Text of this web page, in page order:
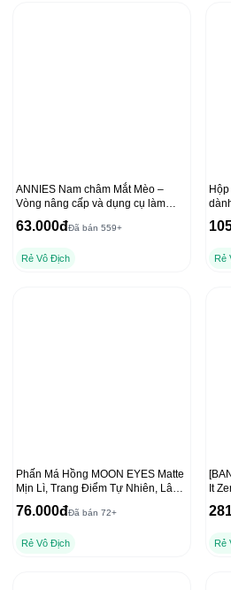
ANNIES Nam châm Mắt Mèo –
Vòng nâng cấp và dụng cụ làm
móng tay chất lượng
63.000đĐã bán 559+
Rẻ Vô Địch Rẻ
Phấn Má Hồng MOON EYES Matte
Mịn Lì, Trang Điểm Tự Nhiên, Lâu
Trôi 6,5g
76.000đĐã bán 72+
Rẻ Vô Địch
It
Rẻ